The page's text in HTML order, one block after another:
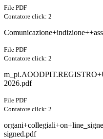
File PDF
Contatore click: 2
File PDF
Contatore click: 2
2026.pdf
File PDF
Contatore click: 2
signed.pdf